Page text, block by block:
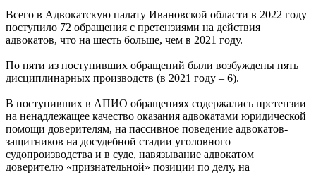
Всего в Адвокатскую палату Ивановской области в 2022 году
поступило 72 обращения с претензиями на действия
адвокатов, что на шесть больше, чем в 2021 году.
По пяти из поступивших обращений были возбуждены пять
дисциплинарных производств (в 2021 году – 6).
В поступивших в АПИО обращениях содержались претензии
на ненадлежащее качество оказания адвокатами юридической
помощи доверителям, на пассивное поведение адвокатов-
защитников на досудебной стадии уголовного
судопроизводства и в суде, навязывание адвокатом
доверителю «признательной» позиции по делу, на